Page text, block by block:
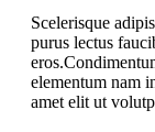
Scelerisque
purus lectus
elementum nam
amet elit ut